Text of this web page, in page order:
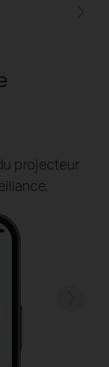
projecteur